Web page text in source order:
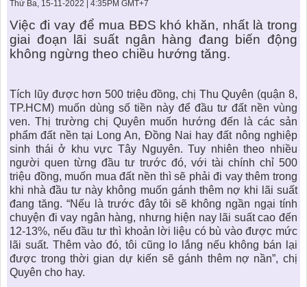
THÀNH ĐÔNG VỚI XÃ HÔI
BẮC
THƯ VIỆN PHÁP LUẬT
LIÊN HỆ & GIẢI ĐÁP
TIN TỨC CÔNG TY
TIN TỨC TỔNG HỢP
Thứ Ba, 15-11-2022 | 4:35PM GMT+7
Việc đi vay để mua BĐS khó khăn, nhất là trong
giai đoạn lãi suất ngân hàng đang biến động
không ngừng theo chiều hướng tăng.
Tích lũy được hơn 500 triệu đồng, chị Thu Quyên (quận 8,
TP.HCM) muốn dùng số tiền này để đầu tư đất nền vùng
ven. Thị trường chị Quyên muốn hướng đến là các sản
phẩm đất nền tại Long An, Đồng Nai hay đất nông nghiệp
sinh thái ở khu vực Tây Nguyên. Tuy nhiên theo nhiều
người quen từng đầu tư trước đó, với tài chính chỉ 500
triệu đồng, muốn mua đất nền thì sẽ phải đi vay thêm trong
khi nhà đầu tư này không muốn gánh thêm nợ khi lãi suất
đang tăng. “Nếu là trước đây tôi sẽ không ngần ngại tính
chuyện đi vay ngân hàng, nhưng hiện nay lãi suất cao đến
12-13%, nếu đầu tư thì khoản lời liệu có bù vào được mức
lãi suất. Thêm vào đó, tôi cũng lo lắng nếu không bán lại
được trong thời gian dự kiến sẽ gánh thêm nợ nần”, chị
Quyên cho hay.